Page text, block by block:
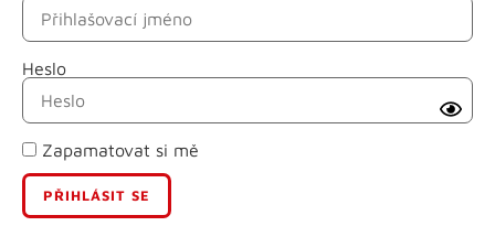
Heslo
Zapamatovat si mě
Příjmení
E-mail